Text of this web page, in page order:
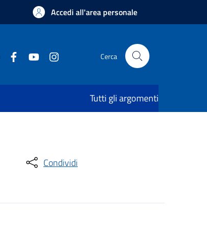
Accedi all'area personale
Cerca
Tutti gli argomenti
Condividi